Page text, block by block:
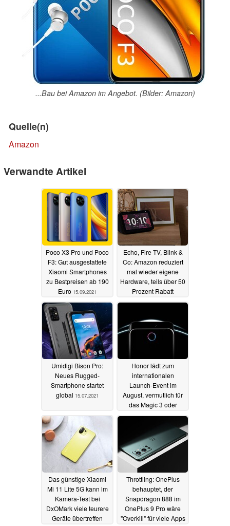
...Bau bei Amazon im Angebot. (Bilder: Amazon)
Quelle(n)
Amazon
Verwandte Artikel
Poco X3 Pro und Poco
F3: Gut ausgestattete
Xiaomi Smartphones
zu Bestpreisen ab 190
Euro 15.09.2021
Echo, Fire TV, Blink &
Co: Amazon reduziert
mal wieder eigene
Hardware, teils über 50
Prozent Rabatt
19.07.2021
Umidigi Bison Pro:
Neues Rugged-
Smartphone startet
global 15.07.2021
Honor lädt zum
internationalen
Launch-Event im
August, vermutlich für
das Magic 3 oder
Magic Fold13.07.2021
Das günstige Xiaomi
Mi 11 Lite 5G kann im
Kamera-Test bei
DxOMark viele teurere
Geräte übertreffen
Throttling: OnePlus
behauptet, der
Snapdragon 888 im
OnePlus 9 Pro wäre
"Overkill" für viele Apps